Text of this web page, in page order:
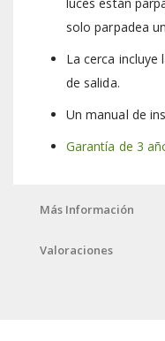
solo parpadea
La cerca incluye
de salida.
Un manual de
Garantía de 3
Más Información
Valoraciones